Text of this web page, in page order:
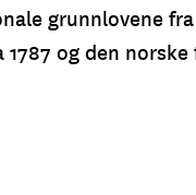
grunnlovene
og den norske